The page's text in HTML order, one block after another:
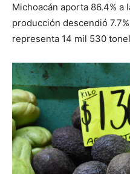
Michoacán aporta 86.4% a
producción descendió
representa 14 mil 530